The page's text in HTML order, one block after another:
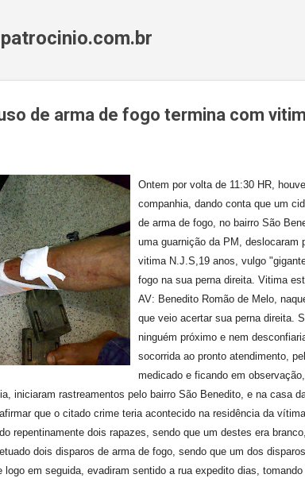
de arma de fogo termina com
Ontem por volta de 11:30 HR,
companhia, dando conta que um
de arma de fogo, no bairro São
uma guarnição da PM, deslocaram
vitima N.J.S,19 anos, vulgo
fogo na sua perna direita. Vitima
AV: Benedito Romão de Melo,
que veio acertar sua perna direita.
ninguém próximo e nem
socorrida ao pronto atendimento,
medicado e ficando em
iniciaram rastreamentos pelo bairro São Benedito, e na casa
que o citado crime teria acontecido na residência da
repentinamente dois rapazes, sendo que um destes era
dois disparos de arma de fogo, sendo que um dos
logo em seguida, evadiram sentido a rua expedito dias,